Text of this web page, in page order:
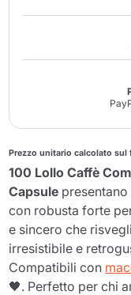
Prezzo unitario calcolato
100 Lollo Caffè
Capsule
con robusta forte
e sincero che
irresistibile e
Compatibili con
🖤. Perfetto per chi